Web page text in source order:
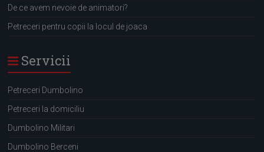
De ce avem nevoie de animatori?
Petreceri pentru copii la locul de joaca
Servicii
Petreceri Dumbolino
Petreceri la domiciliu
Dumbolino Militari
Dumbolino Berceni